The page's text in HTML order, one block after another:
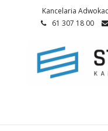
Kancelaria
61 307 18 00